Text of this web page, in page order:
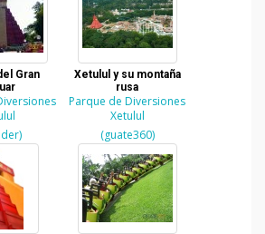
Gran
Xetulul y su montaña
rusa
Parque de Diversiones
Xetulul
(guate360)